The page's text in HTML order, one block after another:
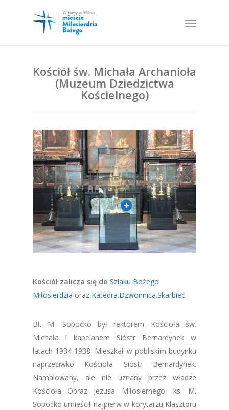
Kościół św. Michała Archanioła
(Muzeum Dziedzictwa
Kościelnego)
Kościół zalicza się do Szlaku Bożego
Miłosierdzia oraz Katedra.Dzwonnica.Skarbiec.
Bł. M. Sopoćko był rektorem Kościoła św.
Michała i kapelanem Sióstr Bernardynek w
latach 1934-1938. Mieszkał w pobliskim budynku
naprzeciwko Kościoła Sióstr Bernardynek.
Namalowany, ale nie uznany przez władze
Kościoła Obraz Jezusa Miłosiernego, ks. M.
Sopoćko umieścił najpierw w korytarzu Klasztoru